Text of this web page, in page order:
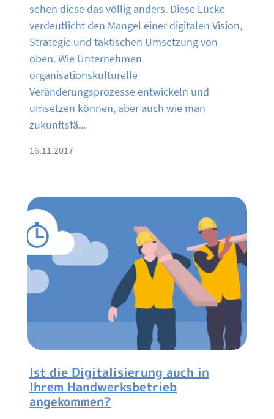
sehen diese das völlig anders. Diese Lücke
verdeutlicht den Mangel einer digitalen Vision,
Strategie und taktischen Umsetzung von
oben. Wie Unternehmen
organisationskulturelle
Veränderungsprozesse entwickeln und
umsetzen können, aber auch wie man
zukunftsfä...
16.11.2017
Ist die Digitalisierung auch in
Ihrem Handwerksbetrieb
angekommen?